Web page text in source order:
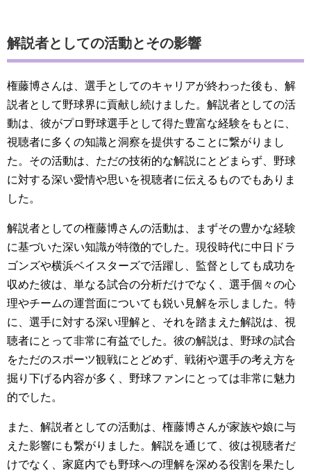
解説者としての活動とその影響
権藤博さんは、選手としてのキャリアが終わった後も、解
説者として野球界に貢献し続けました。解説者としての活
動は、彼がプロ野球選手として得た豊富な経験をもとに、
視聴者に多くの知識と洞察を提供することに繋がりまし
た。その活動は、ただの技術的な解説にとどまらず、野球
に対する深い愛情や思いを視聴者に伝えるものでもありま
した。
解説者としての権藤博さんの活動は、まずその豊かな経験
に基づいた深い知識が特徴的でした。現役時代に中日ドラ
ゴンズや横浜ベイスターズで活躍し、監督としても成功を
収めた彼は、単なる試合の分析だけでなく、選手個々の心
理やチームの運営面についても鋭い見解を示しました。特
に、選手に対する深い理解と、それを踏まえた解説は、視
聴者にとって非常に有益でした。彼の解説は、野球の試合
をただのスポーツ観戦にとどめず、戦術や選手の考え方を
掘り下げる内容が多く、野球ファンにとっては非常に魅力
的でした。
また、解説者としての活動は、権藤博さんが家族や娘に与
えた影響にも繋がりました。解説を通じて、彼は視聴者だ
けでなく、家庭内でも野球への理解を深める役割を果たし